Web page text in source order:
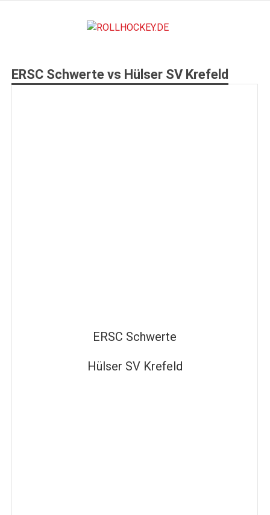
ERSC Schwerte vs Hülser SV Krefeld
ERSC Schwerte
Hülser SV Krefeld